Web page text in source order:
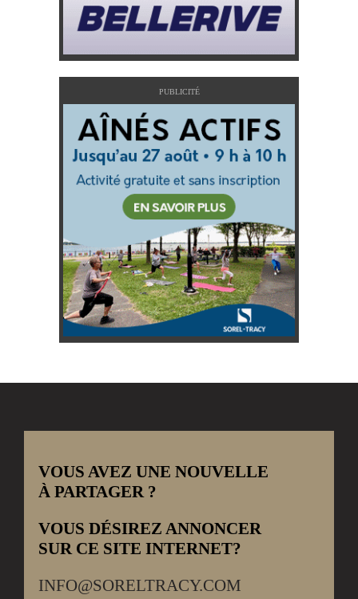
PUBLICITÉ
VOUS AVEZ UNE NOUVELLE
À PARTAGER ?
VOUS DÉSIREZ ANNONCER
SUR CE SITE INTERNET?
INFO@SORELTRACY.COM